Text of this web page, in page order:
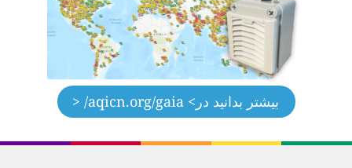
بیشتر بدانید در> aqicn.org/gaia/ <